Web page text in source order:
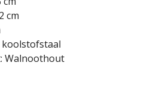
cm
koolstofstaal
Walnoothout